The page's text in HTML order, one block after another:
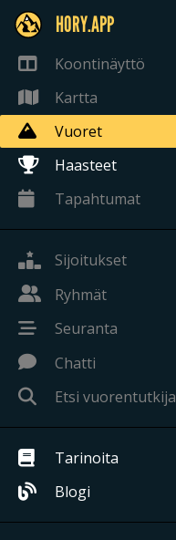
HORY.APP
Koontinäyttö
Kartta
Vuoret
Haasteet
Tapahtumat
Sijoitukset
Ryhmät
Seuranta
Chatti
Etsi vuorentutkija
Tarinoita
Blogi